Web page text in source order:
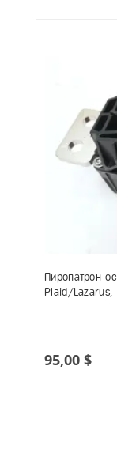
Пиропатрон
Plaid/
95,00 $